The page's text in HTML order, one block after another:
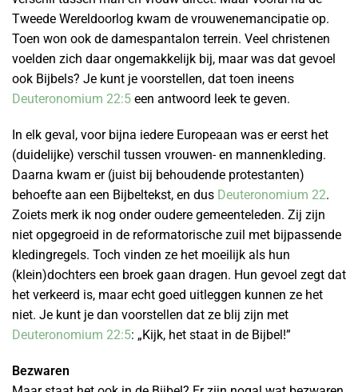
Tweede Wereldoorlog kwam de vrouwenemancipatie op.
Toen won ook de damespantalon terrein. Veel christenen
voelden zich daar ongemakkelijk bij, maar was dat gevoel
ook Bijbels? Je kunt je voorstellen, dat toen ineens
Deuteronomium 22:5 een antwoord leek te geven.
In elk geval, voor bijna iedere Europeaan was er eerst het
(duidelijke) verschil tussen vrouwen- en mannenkleding.
Daarna kwam er (juist bij behoudende protestanten)
behoefte aan een Bijbeltekst, en dus Deuteronomium 22.
Zoiets merk ik nog onder oudere gemeenteleden. Zij zijn
niet opgegroeid in de reformatorische zuil met bijpassende
kledingregels. Toch vinden ze het moeilijk als hun
(klein)dochters een broek gaan dragen. Hun gevoel zegt dat
het verkeerd is, maar echt goed uitleggen kunnen ze het
niet. Je kunt je dan voorstellen dat ze blij zijn met
Deuteronomium 22:5: „Kijk, het staat in de Bijbel!”
Bezwaren